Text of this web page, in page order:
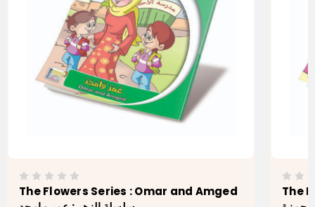
The Flowers Series : Omar and Amged
The